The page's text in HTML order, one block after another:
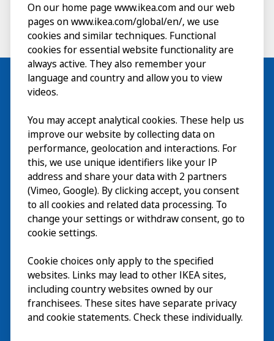
Besök
Utforska
På gång
Om
On our home page www.ikea.com and our web
pages on www.ikea.com/global/en/, we use
cookies and similar techniques. Functional
cookies for essential website functionality are
always active. They also remember your
language and country and allow you to view
videos.
You may accept analytical cookies. These help us
improve our website by collecting data on
performance, geolocation and interactions. For
this, we use unique identifiers like your IP
address and share your data with 2 partners
(Vimeo, Google). By clicking accept, you consent
to all cookies and related data processing. To
change your settings or withdraw consent, go to
cookie settings.
Cookie choices only apply to the specified
websites. Links may lead to other IKEA sites,
including country websites owned by our
franchisees. These sites have separate privacy
and cookie statements. Check these individually.